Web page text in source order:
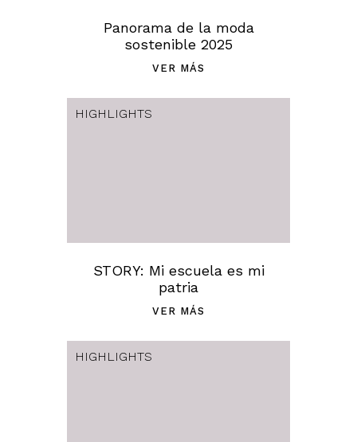
Panorama de la moda
sostenible 2025
VER MÁS
HIGHLIGHTS
STORY: Mi escuela es mi
patria
VER MÁS
HIGHLIGHTS